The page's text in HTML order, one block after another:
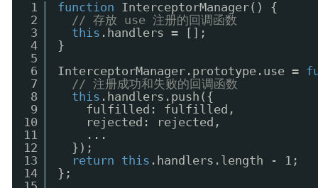
1
2
3
4
5
6
7
8
9
10
11
12
13
14
function
InterceptorManager() {
// 存放 use 注册的回调函数
this .handlers = [];
}
InterceptorManager.prototype.use =
// 注册成功和失败的回调函数
this .handlers.push({
fulfilled: fulfilled,
rejected: rejected,
...
});
return
this .handlers.length - 1;
};